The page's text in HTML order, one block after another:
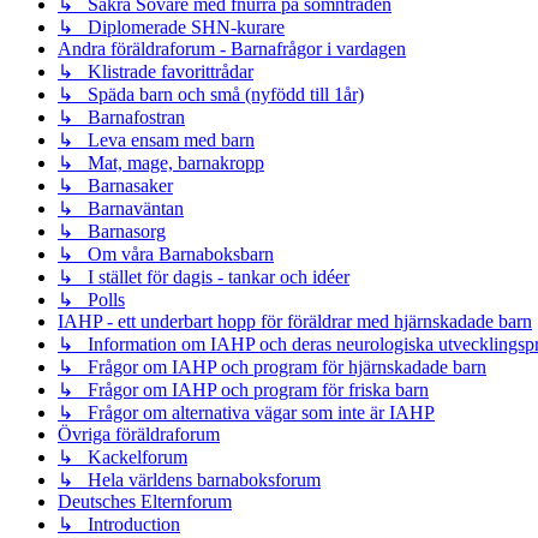
↳ Säkra Sovare med fnurra på sömntråden
↳ Diplomerade SHN-kurare
Andra föräldraforum - Barnafrågor i vardagen
↳ Klistrade favorittrådar
↳ Späda barn och små (nyfödd till 1år)
↳ Barnafostran
↳ Leva ensam med barn
↳ Mat, mage, barnakropp
↳ Barnasaker
↳ Barnaväntan
↳ Barnasorg
↳ Om våra Barnaboksbarn
↳ I stället för dagis - tankar och idéer
↳ Polls
IAHP - ett underbart hopp för föräldrar med hjärnskadade barn
↳ Information om IAHP och deras neurologiska
↳ Frågor om IAHP och program för hjärnskadade barn
↳ Frågor om IAHP och program för friska barn
↳ Frågor om alternativa vägar som inte är IAHP
Övriga föräldraforum
↳ Kackelforum
↳ Hela världens barnaboksforum
Deutsches Elternforum
↳ Introduction